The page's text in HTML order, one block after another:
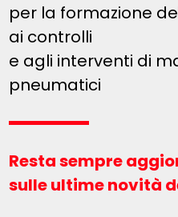
per la formazione
ai controlli
e agli interventi di
pneumatici
Resta sempre
sulle ultime novità